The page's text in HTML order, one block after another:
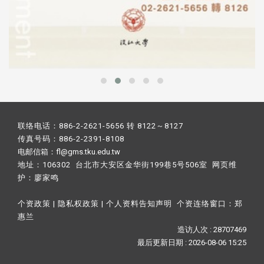
联络电话：886-2-2621-5656 转 8122～8127
传真号码：886-2-2391-8108
电邮信箱：fl@gms.tku.edu.tw
地址：106302 台北市大安区金华街199巷5号506室 网页维
护： 廖家鸣​
个资政策 | 隐私权政策 | 个人资料告知声明 个资连络窗口： 郑
惠兰
造访人次 : 28707469
最后更新日期 :2026-08-06 15:25